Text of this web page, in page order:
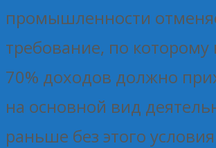
промышленности
требование, по которому
70% доходов должно
на основной вид
раньше без этого